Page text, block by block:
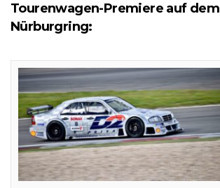
Tourenwagen-Premiere auf dem
Nürburgring: